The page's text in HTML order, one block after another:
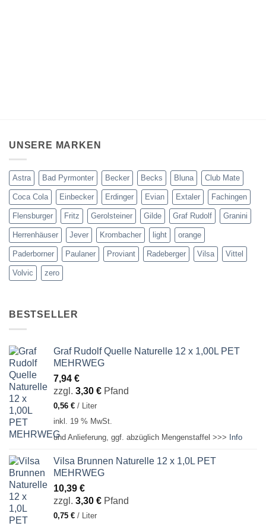
UNSERE MARKEN
Astra Bad Pyrmonter Becker Becks Bluna Club Mate
Coca Cola Einbecker Erdinger Evian Extaler Fachingen
Flensburger Fritz Gerolsteiner Gilde Graf Rudolf Granini
Herrenhäuser Jever Krombacher light orange
Paderborner Paulaner Proviant Radeberger Vilsa Vittel
Volvic zero
BESTSELLER
Graf Rudolf Quelle Naturelle 12 x 1,00L PET
MEHRWEG
7,94 €
zzgl. 3,30 € Pfand
0,56 € / Liter
inkl. 19 % MwSt.
und Anlieferung, ggf. abzüglich Mengenstaffel >>> Info
Vilsa Brunnen Naturelle 12 x 1,0L PET
MEHRWEG
10,39 €
zzgl. 3,30 € Pfand
0,75 € /
Liter